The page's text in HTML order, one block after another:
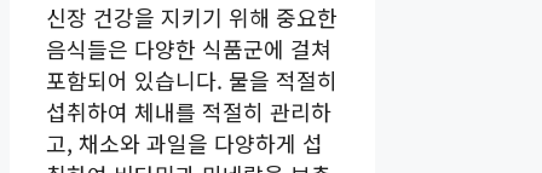
신장 건강을 지키기 위해 중요한
음식들은 다양한 식품군에 걸쳐
포함되어 있습니다. 물을 적절히
섭취하여 체내를 적절히 관리하
고, 채소와 과일을 다양하게 섭